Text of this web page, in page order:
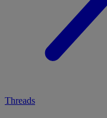
Threads